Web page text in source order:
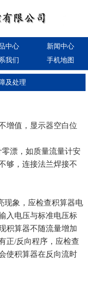
中心
新闻中心
我们 手机地图
及处理
增值，显示器空白位
漂，如质量流量计安
够，连接法兰焊接不
现象，应检查积算器电
入电压与标准电压标
积算器不随流量增加
正/反向程序，应检查
使积算器在反向流时